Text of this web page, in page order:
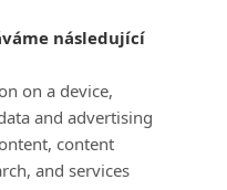
mailserialy@fandimefilmu.cz
napište nám na e-mail
cookies|Pravidla webu
soukromí
následující
on a device,
and advertising
content
and services